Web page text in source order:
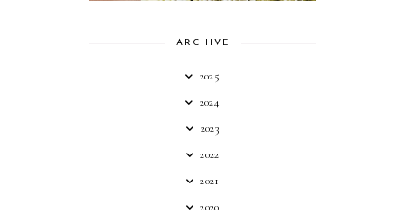
ARCHIVE
2025
2024
2023
2022
2021
2020